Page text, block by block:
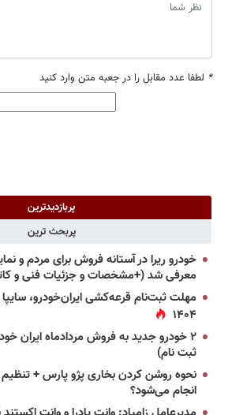
* لطفا عدد مقابل را در جعبه متن وارد کنید
پربازدیدترین
پربحث ترین
خودرو ریرا در آستانه فروش برای مردم و
معرفی شد (+مشخصات و جزئیات فنی و
مهلت ثبت‌نام قرعه‌کشی ایران‌خودرو،
۱۴۰۴
۲ خودرو جدید به فروش مردادماه ایران
ثبت نام)
نحوه روشن کردن بخاری پژو پارس +
انجام می‌شود؟